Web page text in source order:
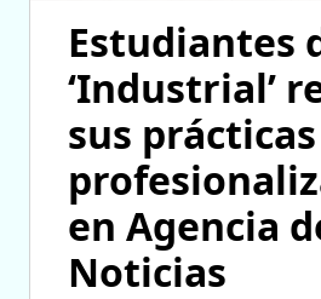
Estudiantes
‘Industrial’
sus prácticas
en Agencia
Noticias